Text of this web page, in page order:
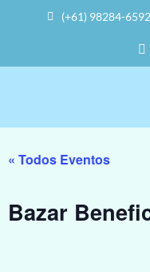
(+61) 98284-6592
« Todos Eventos
Bazar